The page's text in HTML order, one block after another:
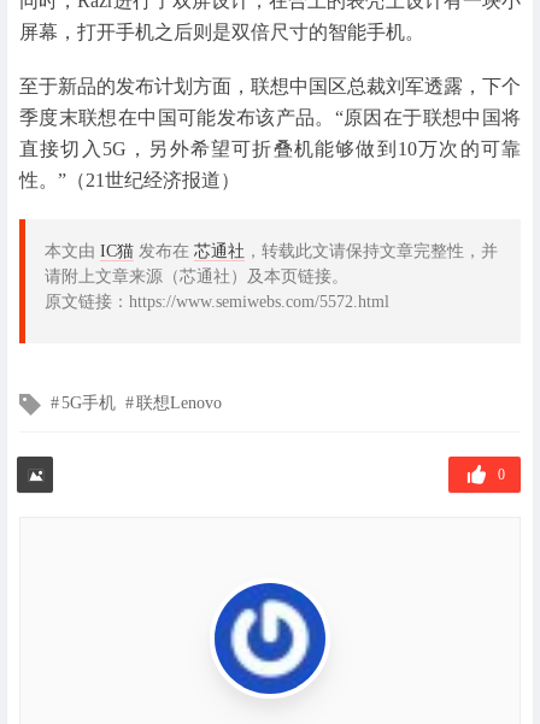
屏幕，打开手机之后则是双倍尺寸的智能手机。
至于新品的发布计划方面，联想中国区总裁刘军透露，下个
季度末联想在中国可能发布该产品。“原因在于联想中国将
直接切入5G，另外希望可折叠机能够做到10万次的可靠
性。”（21世纪经济报道）
本文由 IC猫 发布在 芯通社 ，转载此文请保持文章完整性，并
请附上文章来源（芯通社）及本页链接。
原文链接：https://www.semiwebs.com/5572.html
文
签
5G手机 联想Lenovo
0